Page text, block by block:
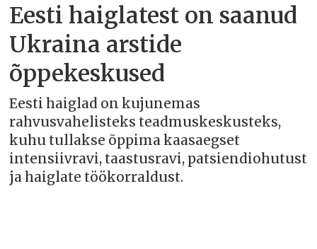
Eesti haiglatest on saanud
Ukraina arstide
õppekeskused
Eesti haiglad on kujunemas
rahvusvahelisteks teadmuskeskusteks,
kuhu tullakse õppima kaasaegset
intensiivravi, taastusravi, patsiendiohutust
ja haiglate töökorraldust.